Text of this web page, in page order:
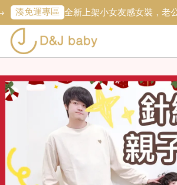
專區 全新上架小女友感女裝，老公最愛 →